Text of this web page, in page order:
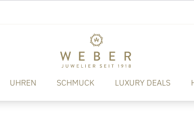
UHREN SCHMUCK LUXURY DEALS